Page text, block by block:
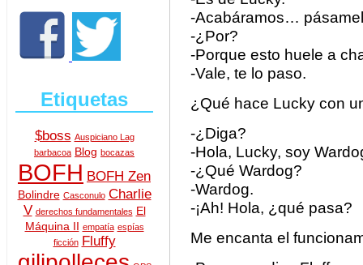
Etiquetas
$boss Auspiciano Lag
barbacoa Blog bocazas
BOFH BOFH Zen
Bolindre Casconulo Charlie
V derechos fundamentales El
Máquina II empatía espías
ficción
Fluffy
-Acabáramos…
-¿Por?
-Porque esto huele a
-Vale, te lo paso.
¿Qué hace Lucky con
-¿Diga?
-Hola, Lucky, soy
-¿Qué Wardog?
-Wardog.
-¡Ah! Hola, ¿qué pasa?
Me encanta el